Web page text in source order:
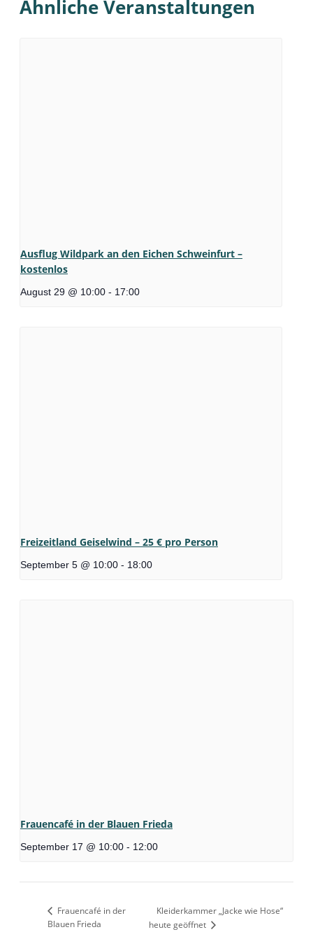
Ähnliche Veranstaltungen
Ausflug Wildpark an den Eichen Schweinfurt –
kostenlos
August 29 @ 10:00 - 17:00
Freizeitland Geiselwind – 25 € pro Person
September 5 @ 10:00 - 18:00
Frauencafé in der Blauen Frieda
September 17 @ 10:00 - 12:00
Frauencafé in der
Blauen Frieda
Kleiderkammer „Jacke wie Hose“
heute geöffnet